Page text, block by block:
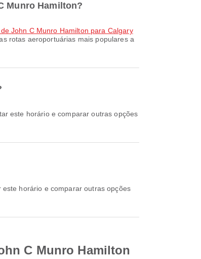
Munro Hamilton?
John C Munro Hamilton para Calgary
rotas aeroportuárias mais populares a
C Munro Hamilton